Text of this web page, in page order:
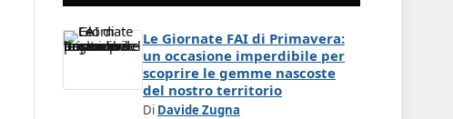
Le Giornate FAI di Primavera:
un occasione imperdibile per
scoprire le gemme nascoste
del nostro territorio
Di Davide Zugna